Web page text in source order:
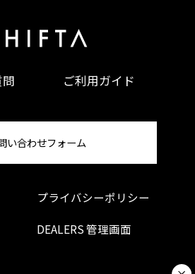
ご利用ガイド
プライバシーポリシー
DEALERS 管理画面
い合わせフォーム